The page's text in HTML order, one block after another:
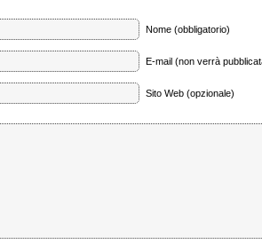
Nome (obbligatorio)
E-mail (non verrà
Sito Web (opzionale)